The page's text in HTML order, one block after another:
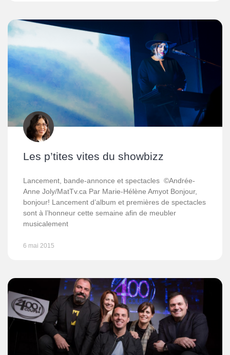
Les p’tites vites du showbizz
Lancement, bande-annonce et spectacles ©Andrée-
Anne Joly/MatTv.ca Par Marie-Hélène Amyot Bonjour,
bonjour! Lancement d’album et premières de spectacles
sont à l’honneur cette semaine afin de meubler
musicalement
6 mai 2015